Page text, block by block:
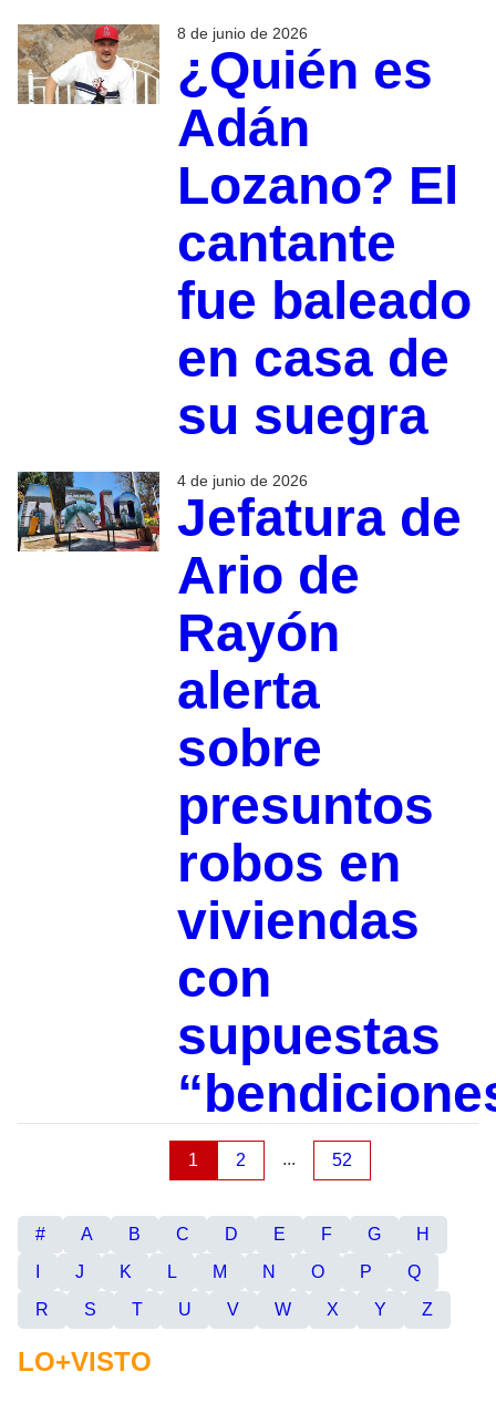
8 de junio de 2026
¿Quién es
Adán
Lozano? El
cantante
fue baleado
en casa de
su suegra
4 de junio de 2026
Jefatura de
Ario de
Rayón
alerta
sobre
presuntos
robos en
viviendas
con
supuestas
1 2 ... 52
# A B C D E F G
H
J K L M N O P
Q
R
S T U V W X Y Z
LO+VISTO